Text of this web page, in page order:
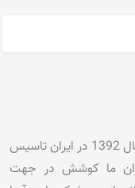
شرکت اوج آزما پلاست در سال 1392 در ایران تاسیس
ما کوشش در جهت